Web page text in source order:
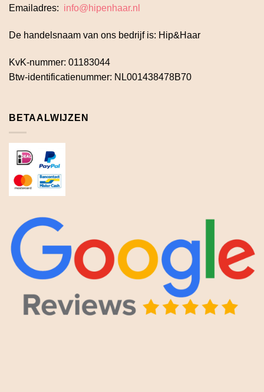
Emailadres: info@hipenhaar.nl
De handelsnaam van ons bedrijf is: Hip&Haar
KvK-nummer: 01183044
Btw-identificatienummer: NL001438478B70
BETAALWIJZEN